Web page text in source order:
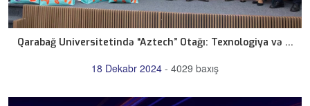
Qarabağ Universitetində “Aztech” Otağı: Texnologiya və ...
18 Dekabr 2024 - 4029 baxış